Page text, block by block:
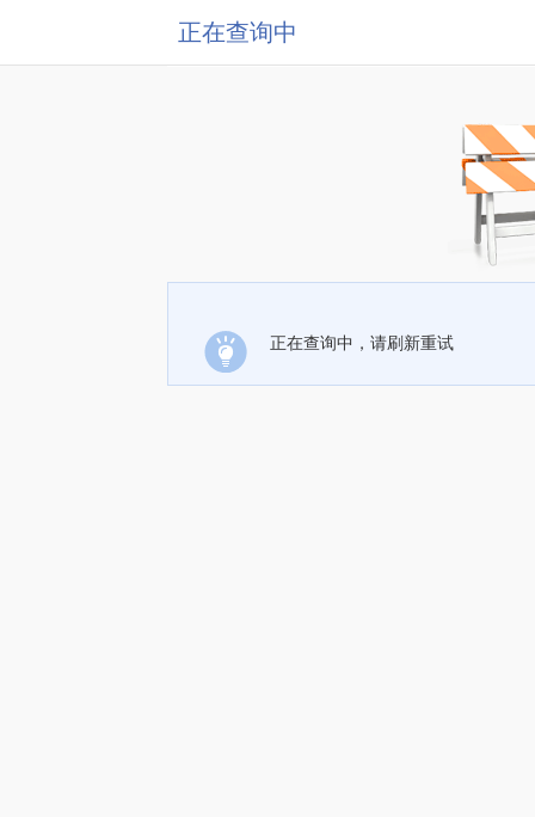
正在查询中
正在查询中，请刷新重试